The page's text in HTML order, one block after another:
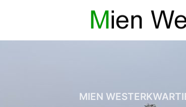
inhoud
MIEN